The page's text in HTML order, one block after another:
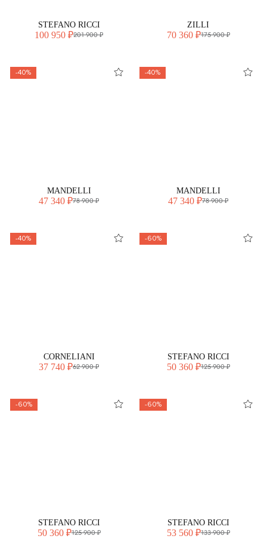
STEFANO RICCI
100 950 ₽201 900 ₽
ZILLI
70 360 ₽175 900 ₽
-40%
MANDELLI
47 340 ₽78 900 ₽
-40%
MANDELLI
47 340 ₽78 900 ₽
-40%
CORNELIANI
37 740 ₽62 900 ₽
-60%
STEFANO RICCI
50 360 ₽125 900 ₽
-60%
STEFANO RICCI
50 360 ₽125 900 ₽
-60%
STEFANO RICCI
53 560 ₽133 900 ₽